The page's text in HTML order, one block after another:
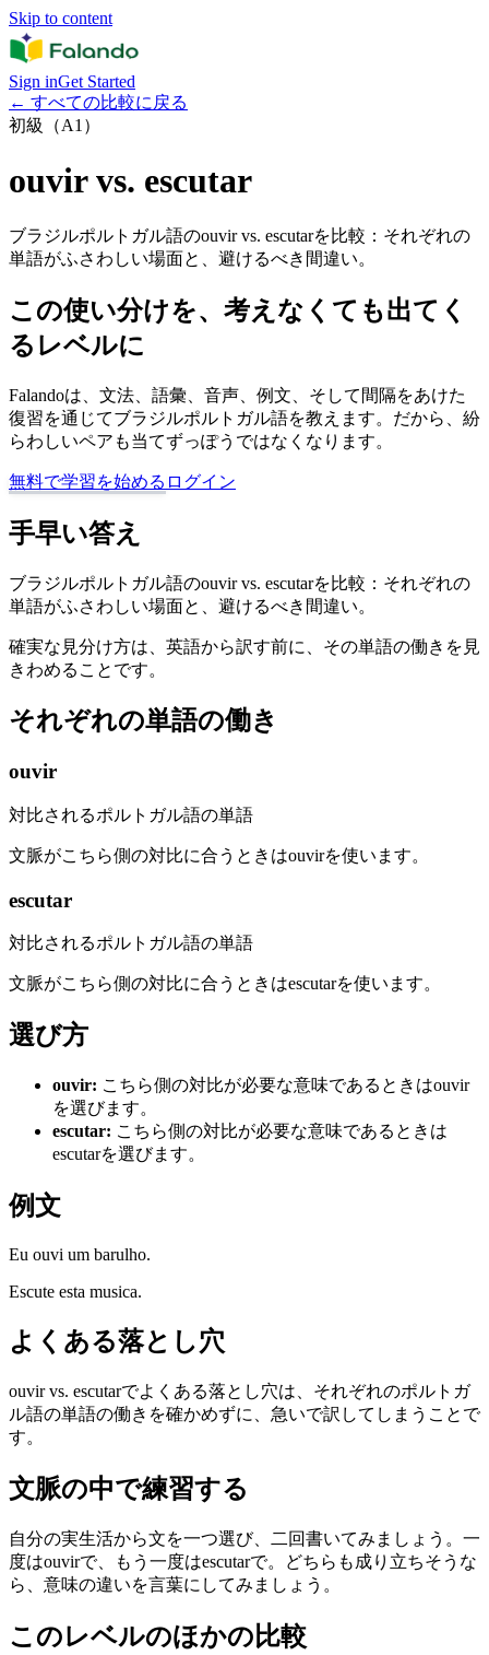
Skip to content
Sign inGet Started
← すべての比較に戻る
初級（A1）
ouvir vs. escutar
ブラジルポルトガル語のouvir vs. escutarを比較：それぞれの
単語がふさわしい場面と、避けるべき間違い。
この使い分けを、考えなくても出てく
るレベルに
Falandoは、文法、語彙、音声、例文、そして間隔をあけた
復習を通じてブラジルポルトガル語を教えます。だから、紛
らわしいペアも当てずっぽうではなくなります。
無料で学習を始める ログイン
手早い答え
ブラジルポルトガル語のouvir vs. escutarを比較：それぞれの
単語がふさわしい場面と、避けるべき間違い。
確実な見分け方は、英語から訳す前に、その単語の働きを見
きわめることです。
それぞれの単語の働き
ouvir
対比されるポルトガル語の単語
文脈がこちら側の対比に合うときはouvirを使います。
escutar
対比されるポルトガル語の単語
文脈がこちら側の対比に合うときはescutarを使います。
選び方
ouvir: こちら側の対比が必要な意味であるときはouvir
を選びます。
escutar: こちら側の対比が必要な意味であるときは
escutarを選びます。
例文
Eu ouvi um barulho.
Escute esta musica.
よくある落とし穴
ouvir vs. escutarでよくある落とし穴は、それぞれのポルトガ
ル語の単語の働きを確かめずに、急いで訳してしまうことで
す。
文脈の中で練習する
自分の実生活から文を一つ選び、二回書いてみましょう。一
度はouvirで、もう一度はescutarで。どちらも成り立ちそうな
ら、意味の違いを言葉にしてみましょう。
このレベルのほかの比較